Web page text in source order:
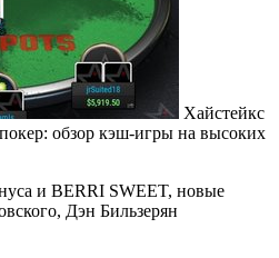
Хайстейкс
обзор кэш-игры на высоких
и BERRI SWEET, новые
Дэн Бильзерян